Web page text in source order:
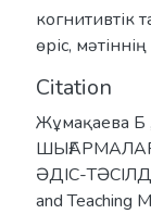
когнитивтік
өріс,
Citation
Жұмақаева Б
ӘДІС-
and Teaching